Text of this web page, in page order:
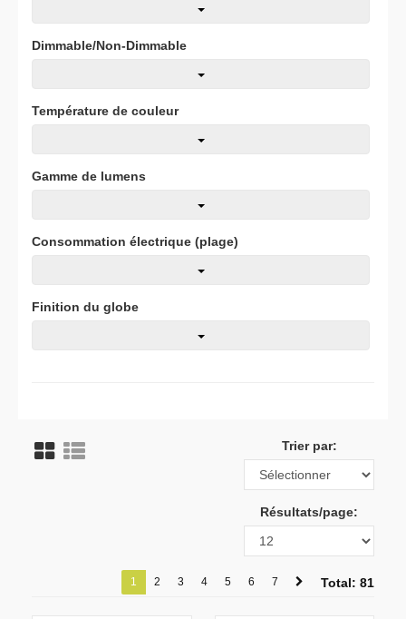
Dimmable/Non-Dimmable
Température de couleur
Gamme de lumens
Consommation électrique (plage)
Finition du globe
Trier par:
Résultats/page:
1 2 3 4 5 6 7 Total: 81